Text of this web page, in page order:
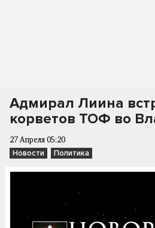
Адмирал Лиина
корветов ТОФ во
27 Апреля 05:20
Новости Политика